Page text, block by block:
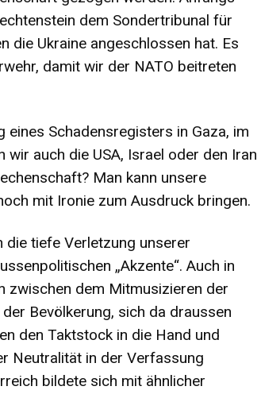
dem Sondertribunal für
die Ukraine angeschlossen hat. Es
damit wir der NATO beitreten
Schadensregisters in Gaza, im
auch die USA, Israel oder den Iran
Man kann unsere
mit Ironie zum Ausdruck bringen.
tiefe Verletzung unserer
„Akzente“. Auch in
zwischen dem Mitmusizieren der
Bevölkerung, sich da draussen
den Taktstock in die Hand und
Neutralität in der Verfassung
bildete sich mit ähnlicher